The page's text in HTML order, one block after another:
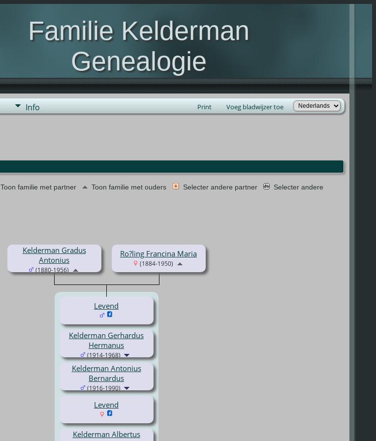
Familie Kelderman
Genealogie
Genealogie van de familie Kelderman(s)
Info Print Voeg bladwijzer toe
Toon familie met partner Toon familie met ouders Selecter andere partner
Selecter andere
Kelderman Gradus
Antonius
(1880-1956)
Ro?ling Francina Maria
(1884-1950)
Levend
Kelderman Gerhardus
Hermanus
(1914-1968)
Kelderman Antonius
Bernardus
(1916-1990)
Levend
Kelderman Albertus